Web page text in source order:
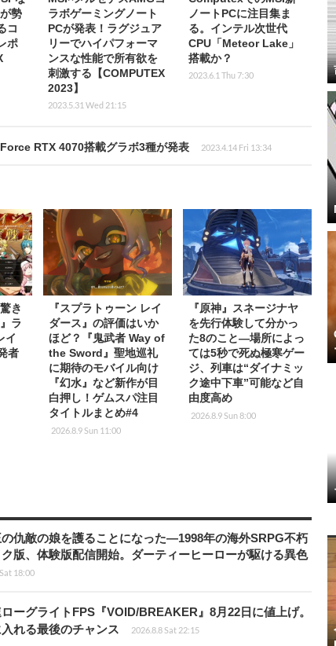
勢
コ
ポ
ラボゲーミングノート
PCが発表！ラグジュア
リーでハイパフォーマ
ンスな性能で所有欲を
刺激する【COMPUTEX
2023】
2023.5.31 Wed 21:15
ノートPCに注目集ま
る。インテル次世代
CPU「Meteor Lake」
搭載か？
2023.6.1 Thu 7:30
RTX 4070搭載グラボ3種が発表 2023.4.14 Fri 13:34
き
ラ
イ
者
『スプラトゥーン レイ
ダース』の評価はいか
ほど？『鬼武者 Way of
the Sword』聖地巡礼
に期待のモバイル向け
『幻水』など新作が目
白押し！ゲムスパ注目
タイトルまとめ#4
2026.8.9 Sun 11:00
『原神』スネージナヤ
を先行体験して分かっ
た8のこと―場所によっ
ては5秒で死ぬ極寒ゲー
ジ、列車は“ダイナミッ
ク途中下車”可能など自
由度高め
2026.8.9 Sun 8:00
仇敵の娘を護ることになった―1998年の海外SRPG不朽
版、体験版配信開始。ダーティーヒーローが駆ける異色
18:00
ーグライトFPS『VOID/BREAKER』8月22日に値上げ。
れる最後のチャンス
2026.8.8 Sat 22:15